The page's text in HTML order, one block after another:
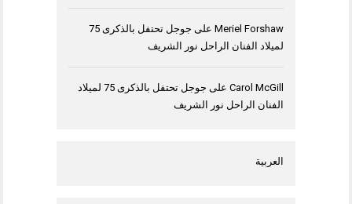
Meriel Forshaw على
جوجل تحتفل بالذكرى 75
لميلاد الفنان الراحل نور الشريف
Carol McGill على
جوجل تحتفل بالذكرى 75 لميلاد
الفنان الراحل نور الشريف
العربية